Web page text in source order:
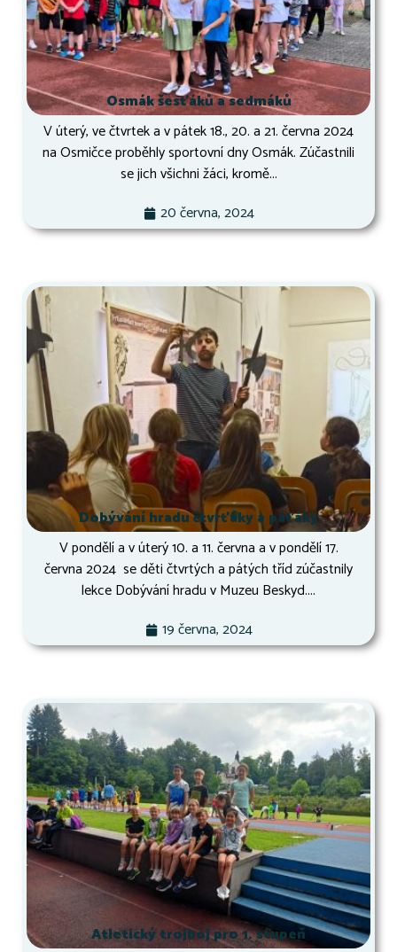
Osmák šesťáků a sedmáků
V úterý, ve čtvrtek a v pátek 18., 20. a 21. června 2024
na Osmičce proběhly sportovní dny Osmák. Zúčastnili
se jich všichni žáci, kromě...
20 června, 2024
Dobývání hradu čtvrťáky a páťáky
V pondělí a v úterý 10. a 11. června a v pondělí 17.
června 2024 se děti čtvrtých a pátých tříd zúčastnily
lekce Dobývání hradu v Muzeu Beskyd....
19 června, 2024
Atletický trojboj pro 1. stupeň